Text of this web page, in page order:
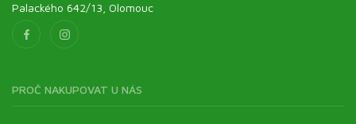
Palackého 642/13, Olomouc
PROČ NAKUPOVAT U NÁS